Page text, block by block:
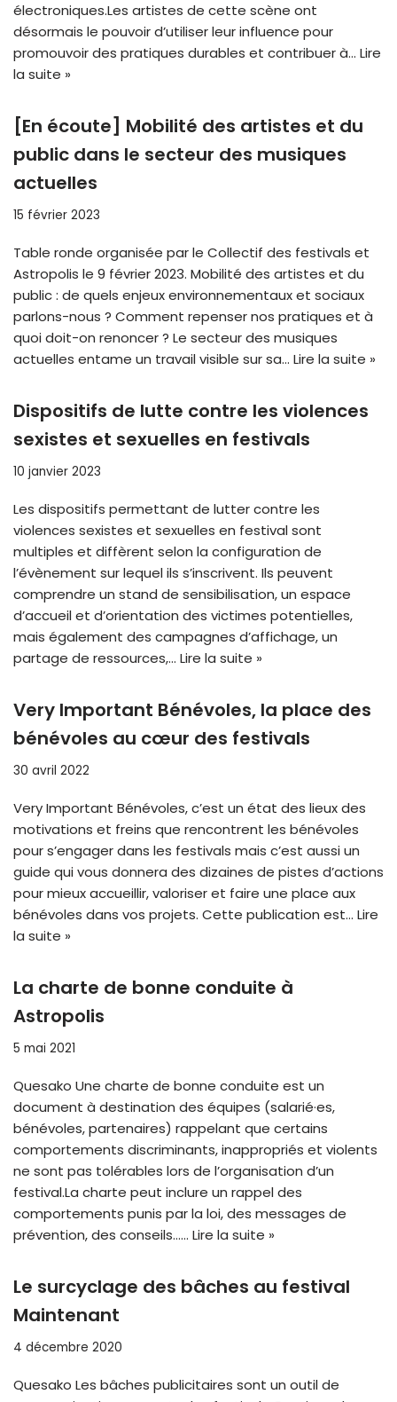
électroniques.Les artistes de cette scène ont
désormais le pouvoir d’utiliser leur influence pour
promouvoir des pratiques durables et contribuer à… Lire
la suite »
[En écoute] Mobilité des artistes et du
public dans le secteur des musiques
actuelles
15 février 2023
Table ronde organisée par le Collectif des festivals et
Astropolis le 9 février 2023. Mobilité des artistes et du
public : de quels enjeux environnementaux et sociaux
parlons-nous ? Comment repenser nos pratiques et à
quoi doit-on renoncer ? Le secteur des musiques
actuelles entame un travail visible sur sa… Lire la suite »
Dispositifs de lutte contre les violences
sexistes et sexuelles en festivals
10 janvier 2023
Les dispositifs permettant de lutter contre les
violences sexistes et sexuelles en festival sont
multiples et diffèrent selon la configuration de
l’évènement sur lequel ils s’inscrivent. Ils peuvent
comprendre un stand de sensibilisation, un espace
d’accueil et d’orientation des victimes potentielles,
mais également des campagnes d’affichage, un
partage de ressources,… Lire la suite »
Very Important Bénévoles, la place des
bénévoles au cœur des festivals
30 avril 2022
Very Important Bénévoles, c’est un état des lieux des
motivations et freins que rencontrent les bénévoles
pour s’engager dans les festivals mais c’est aussi un
guide qui vous donnera des dizaines de pistes d’actions
pour mieux accueillir, valoriser et faire une place aux
bénévoles dans vos projets. Cette publication est… Lire
la suite »
La charte de bonne conduite à
Astropolis
5 mai 2021
Quesako Une charte de bonne conduite est un
document à destination des équipes (salarié·es,
bénévoles, partenaires) rappelant que certains
comportements discriminants, inappropriés et violents
ne sont pas tolérables lors de l’organisation d’un
festival.La charte peut inclure un rappel des
comportements punis par la loi, des messages de
prévention, des conseils…… Lire la suite »
Le surcyclage des bâches au festival
Maintenant
4 décembre 2020
Quesako Les bâches publicitaires sont un outil de